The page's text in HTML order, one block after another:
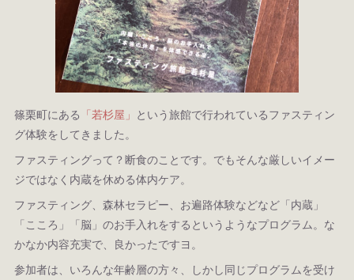
篠栗町にある 「若杉屋」 という旅館で行われているファスティン
グ体験をしてきました。
ファスティングって？断食のことです。でもそんな厳しいイメー
ジではなく内蔵を休める体内ケア。
ファスティング、森林セラピー、お遍路体験などなど「内蔵」
「こころ」「脳」のお手入れをするというようなプログラム。な
かなか内容充実で、良かったですヨ。
参加者は、いろんな年齢層の方々、しかし同じプログラムを受け